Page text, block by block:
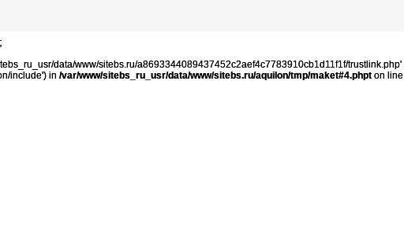
data/www/sitebs.ru/a8693344089437452c2aef4c7783910cb1d11f1f/trustlink.php'
include') in /var/www/sitebs_ru_usr/data/www/sitebs.ru/aquilon/tmp/maket#4.phpt on line